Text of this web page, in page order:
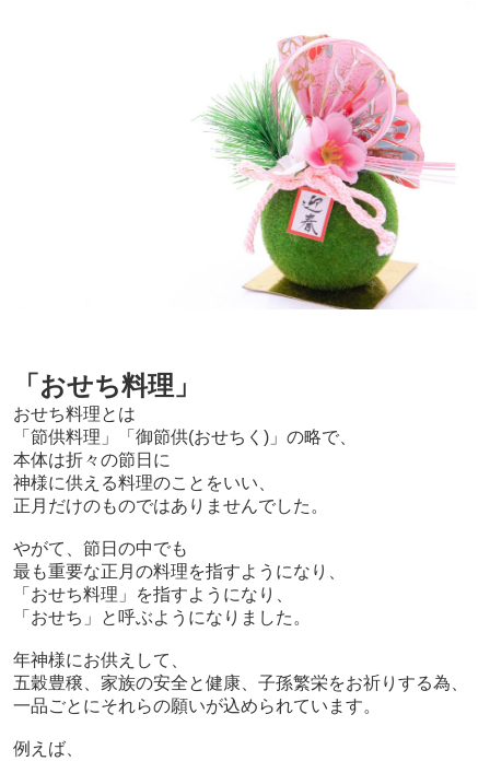
「おせち料理」
おせち料理とは
「節供料理」「御節供(おせちく)」の略で、
本体は折々の節日に
神様に供える料理のことをいい、
正月だけのものではありませんでした。
やがて、節日の中でも
最も重要な正月の料理を指すようになり、
「おせち料理」を指すようになり、
「おせち」と呼ぶようになりました。
年神様にお供えして、
五穀豊穣、家族の安全と健康、子孫繁栄をお祈りする為、
一品ごとにそれらの願いが込められています。
例えば、